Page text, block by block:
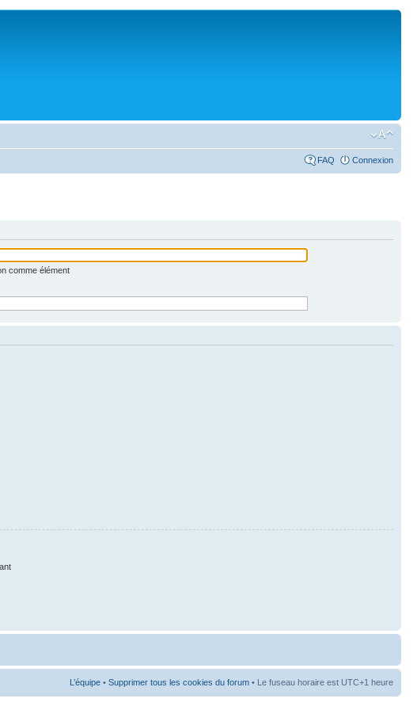
FAQ Connexion
comme élément
L’équipe • Supprimer tous les cookies du forum • Le fuseau horaire est UTC+1 heure